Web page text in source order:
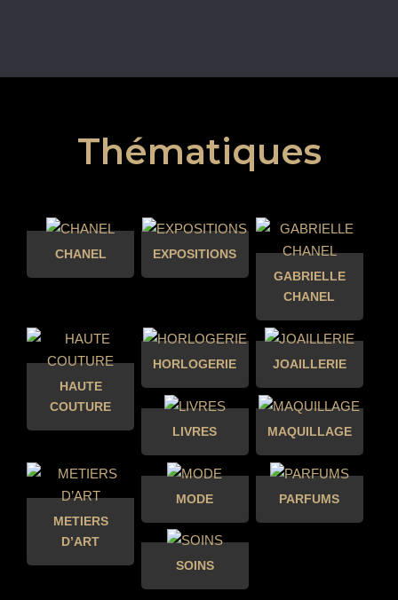
Thématiques
CHANEL
EXPOSITIONS
GABRIELLE
CHANEL
HAUTE
COUTURE
HORLOGERIE JOAILLERIE
LIVRES MAQUILLAGE
METIERS
D’ART
MODE PARFUMS
SOINS